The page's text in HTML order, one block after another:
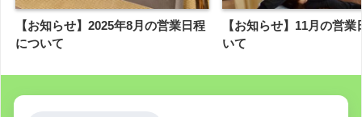
【お知らせ】2025年8月の営業日程
について
【お知らせ】11月の営業
いて